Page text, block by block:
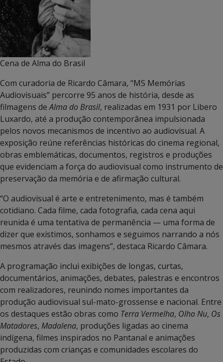
Cena de Alma do Brasil
Com curadoria de Ricardo Câmara, “MS Memórias
Audiovisuais” percorre 95 anos de história, desde as
filmagens deAlma do Brasil, realizadas em 1931 por Libero
Luxardo, até a produção contemporânea impulsionada
pelos novos mecanismos de incentivo ao audiovisual. A
exposição reúne referências históricas do cinema regional,
obras emblemáticas, documentos, registros e produções
que evidenciam a força do audiovisual como instrumento de
preservação da memória e de afirmação cultural.
“O audiovisual é arte e entretenimento, mas é também
cotidiano. Cada filme, cada fotografia, cada cena aqui
reunida é uma tentativa de permanência — uma forma de
dizer que existimos, sonhamos e seguimos narrando a nós
mesmos através das imagens”, destaca Ricardo Câmara.
A programação inclui exibições de longas, curtas,
documentários, animações, debates, palestras e encontros
com realizadores, reunindo nomes importantes da
produção audiovisual sul-mato-grossense e nacional. Entre
os destaques estão obras como Terra Vermelha, Olho Nu, Os
Matadores, Madalena, produções ligadas ao cinema
indígena, filmes inspirados no Pantanal e animações
produzidas com crianças e comunidades escolares do